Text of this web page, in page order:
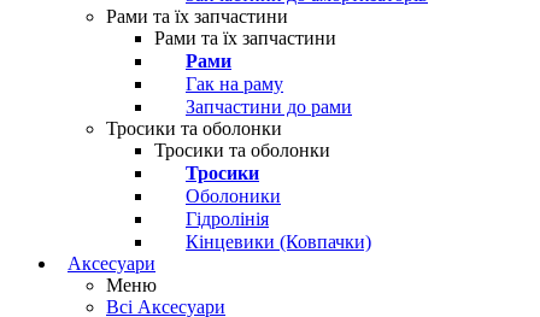
Рами та їх запчастини
Рами та їх запчастини
Рами
Гак на раму
Запчастини до рами
Тросики та оболонки
Тросики та оболонки
Тросики
Оболоники
Гідролінія
Кінцевики (Ковпачки)
Аксесуари
Меню
Всі Аксесуари